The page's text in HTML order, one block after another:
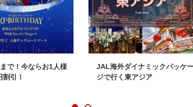
で！今ならお1人様
引！
JAL海外ダイナミックパッケ
ジで行く東アジア